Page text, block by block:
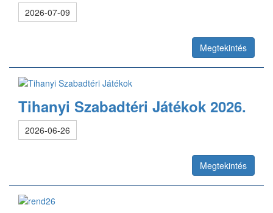
2026-07-09
Megtekintés
Tihanyi Szabadtéri Játékok 2026.
2026-06-26
Megtekintés